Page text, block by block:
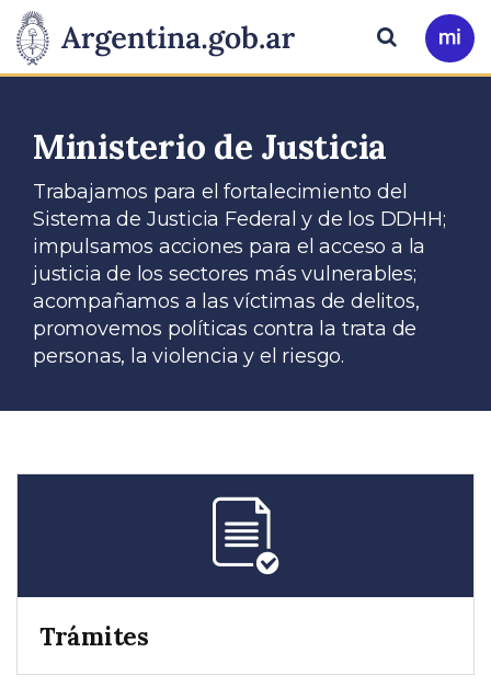
Presidencia
de
Nación
Pasar al contenido principal
Ir
a
Buscar
Ministerio de Justicia
Trabajamos para el fortalecimiento del
Sistema de Justicia Federal y de los DDHH;
impulsamos acciones para el acceso a la
justicia de los sectores más vulnerables;
acompañamos a las víctimas de delitos,
promovemos políticas contra la trata de
personas, la violencia y el riesgo.
Trámites